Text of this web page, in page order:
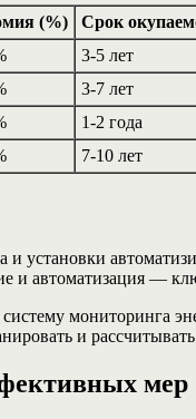
(%)
Срок
3-5 лет
3-7 лет
1-2 года
7-10 лет
установки
и автоматизация —
мониторинга
и
мер